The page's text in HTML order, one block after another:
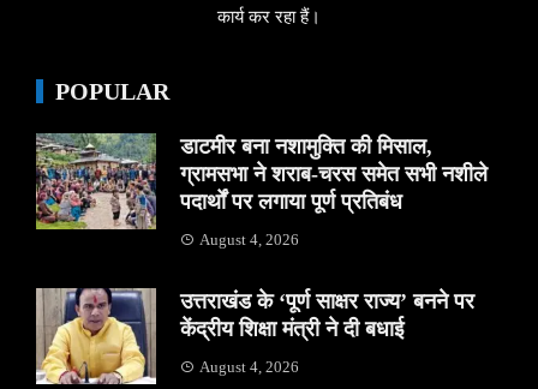
कार्य कर रहा हैं।
POPULAR
डाटमीर बना नशामुक्ति की मिसाल,
ग्रामसभा ने शराब-चरस समेत सभी नशीले
पदार्थों पर लगाया पूर्ण प्रतिबंध
August 4, 2026
उत्तराखंड के ‘पूर्ण साक्षर राज्य’ बनने पर
केंद्रीय शिक्षा मंत्री ने दी बधाई
August 4, 2026